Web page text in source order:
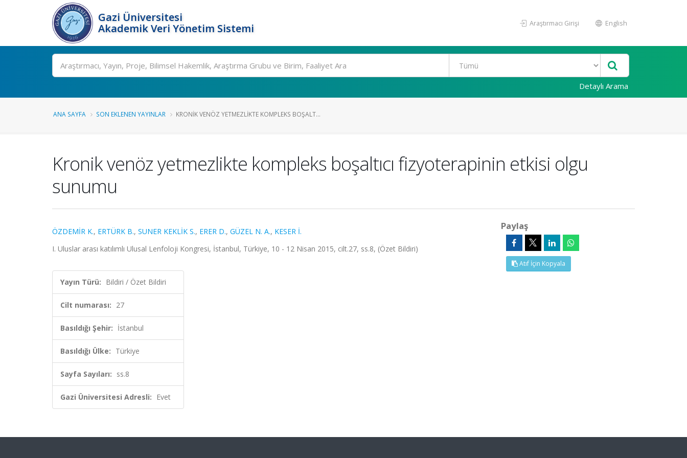
Gazi Üniversitesi
Akademik Veri Yönetim Sistemi
Araştırmacı Girişi English
Ara
Detaylı Arama
ANA SAYFA SON EKLENEN YAYINLAR KRONIK VENÖZ YETMEZLIKTE KOMPLEKS BOŞALT...
Kronik venöz yetmezlikte kompleks boşaltıcı fizyoterapinin etkisi olgu
sunumu
ÖZDEMİR K., ERTÜRK B., SUNER KEKLİK S., ERER D., GÜZEL N. A., KESER İ.
I. Uluslar arası katılımlı Ulusal Lenfoloji Kongresi, İstanbul, Türkiye, 10 - 12 Nisan 2015, cilt.27, ss.8, (Özet Bildiri)
Yayın Türü: Bildiri / Özet Bildiri
Cilt numarası: 27
Basıldığı Şehir: İstanbul
Basıldığı Ülke: Türkiye
Sayfa Sayıları: ss.8
Gazi Üniversitesi Adresli: Evet
Paylaş
Atıf İçin Kopyala